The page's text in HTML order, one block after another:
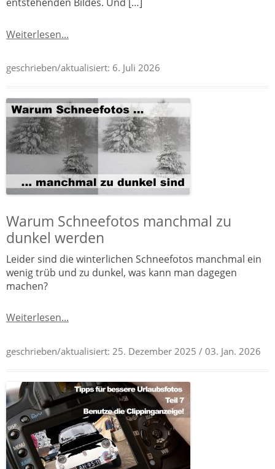
entstehenden Bildes. Und […]
Weiterlesen...
geschrieben/aktualisiert: 6. Juli 2026
Warum Schneefotos manchmal zu
dunkel werden
Leider sind die winterlichen Schneefotos manchmal ein
wenig trüb und zu dunkel, was kann man dagegen
machen?
Weiterlesen...
geschrieben/aktualisiert: 25. Dezember 2025 / 03. Jan. 2026